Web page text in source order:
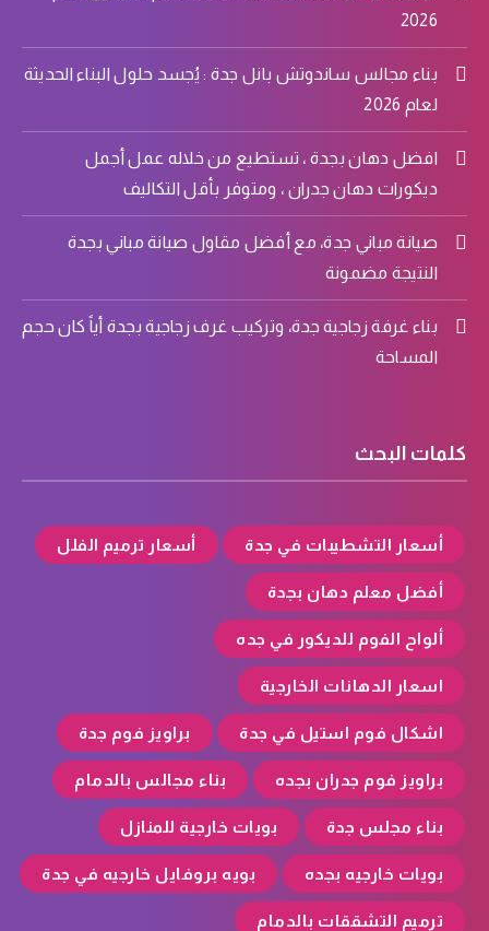
2026
بناء مجالس ساندوتش بانل جدة : يُجسد حلول البناء الحديثة
لعام 2026
افضل دهان بجدة ، تستطيع من خلاله عمل أجمل
ديكورات دهان جدران ، ومتوفر بأقل التكاليف
صيانة مباني جدة، مع أفضل مقاول صيانة مباني بجدة
النتيجة مضمونة
بناء غرفة زجاجية جدة، وتركيب غرف زجاجية بجدة أياً كان حجم
المساحة
كلمات البحث
أسعار التشطيبات في جدة أسعار ترميم الفلل
أفضل معلم دهان بجدة
ألواح الفوم للديكور في جده
اسعار الدهانات الخارجية
اشكال فوم استيل في جدة براويز فوم جدة
براويز فوم جدران بجده بناء مجالس بالدمام
بناء مجلس جدة بويات خارجية للمنازل
بويات خارجيه بجده بويه بروفايل خارجيه في جدة
ترميم التشققات بالدمام